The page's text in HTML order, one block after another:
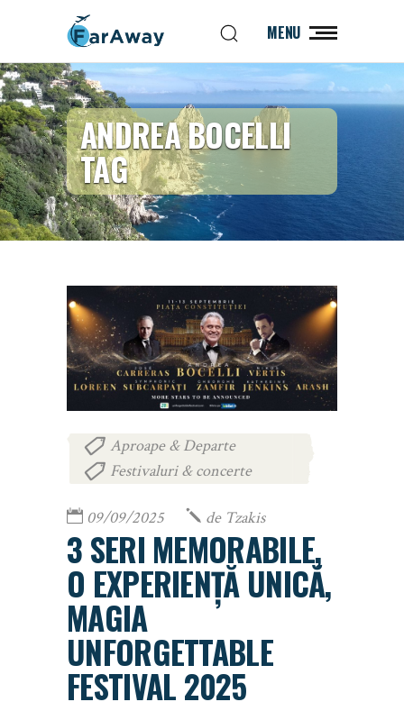
MENU
ANDREA BOCELLI
TAG
Aproape & Departe
Festivaluri & concerte
09/09/2025 de Tzakis
3 SERI MEMORABILE,
O EXPERIENȚĂ UNICĂ,
MAGIA
UNFORGETTABLE
FESTIVAL 2025